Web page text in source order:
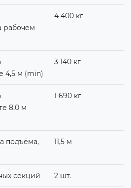
рабочем
4 400 кг
4,5 м (min)
3 140 кг
8,0 м
1 690 кг
подъёма,
11,5 м
секций 2 шт.